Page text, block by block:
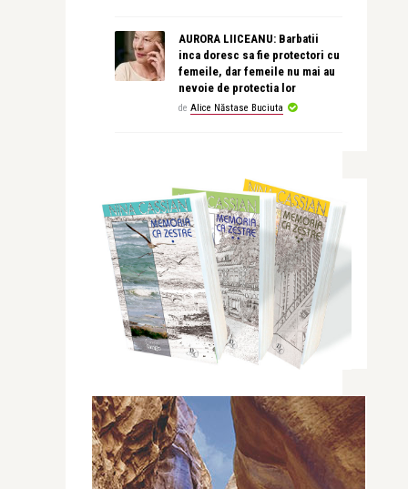
AURORA LIICEANU: Barbatii
inca doresc sa fie protectori cu
femeile, dar femeile nu mai au
nevoie de protectia lor
de Alice Năstase Buciuta